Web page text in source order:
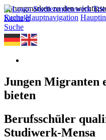
Sprungmarken zu den
Suche Hauptnavigation
Kontakt
Suche
Jungen Migranten
bieten
Berufsschüler
Studiwerk-Mensa